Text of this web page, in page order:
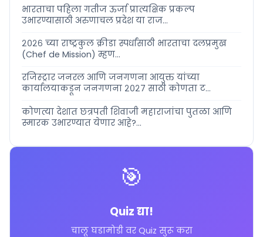
भारताचा पहिला गतीज ऊर्जा प्रात्यक्षिक प्रकल्प
उभारण्यासाठी अरुणाचल प्रदेश या राज...
२०२६ च्या राष्ट्रकुल क्रीडा स्पर्धांसाठी भारताचा दलप्रमुख
(Chef de Mission) म्हण...
रजिस्ट्रार जनरल आणि जनगणना आयुक्त यांच्या
कार्यालयाकडून जनगणना २०२७ साठी कोणता ट...
कोणत्या देशात छत्रपती शिवाजी महाराजांचा पुतळा आणि
स्मारक उभारण्यात येणार आहे?...
🎯
Quiz द्या!
चालू घडामोडी वर Quiz सुरू करा